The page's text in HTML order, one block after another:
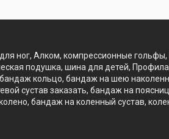
ног, Алком, компрессионные
подушка, шина для детей,
кольцо, бандаж на шею
сустав заказать, бандаж на
бандаж на коленный сустав,